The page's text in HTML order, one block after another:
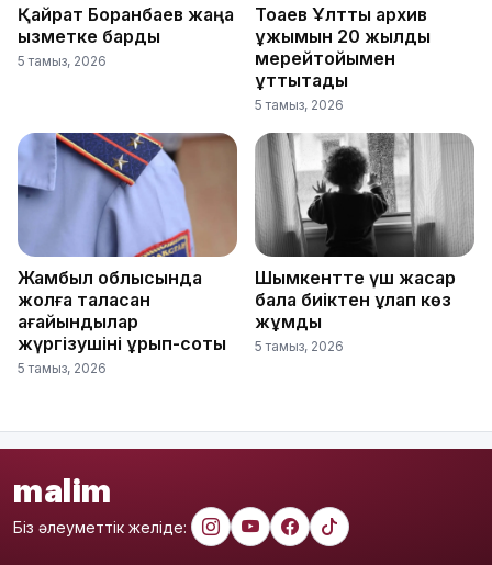
Қайрат Боранбаев жаңа
қызметке барды
5 тамыз, 2026
Тоқаев Ұлттық архив
ұжымын 20 жылдық
мерейтойымен
құттықтады
5 тамыз, 2026
Жамбыл облысында
жолға таласқан
ағайындылар
жүргізушіні ұрып-соқты
5 тамыз, 2026
Шымкентте үш жасар
бала биіктен құлап көз
жұмды
5 тамыз, 2026
malim
Біз әлеуметтік желіде: